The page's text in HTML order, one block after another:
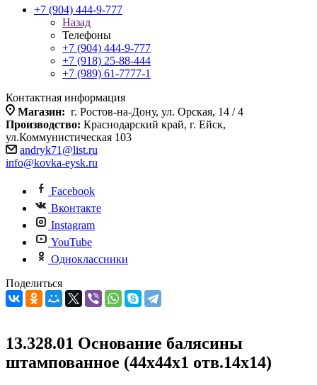
+7 (904) 444-9-777
Назад
Телефоны
+7 (904) 444-9-777
+7 (918) 25-88-444
+7 (989) 61-7777-1
Контактная информация
Магазин: г. Ростов-на-Дону, ул. Орская, 14 / 4
Производство: Краснодарский край, г. Ейск,
ул.Коммунистическая 103
andryk71@list.ru
info@kovka-eysk.ru
Facebook
Вконтакте
Instagram
YouTube
Одноклассники
Поделиться
13.328.01 Основание балясины
штампованное (44х44х1 отв.14х14)